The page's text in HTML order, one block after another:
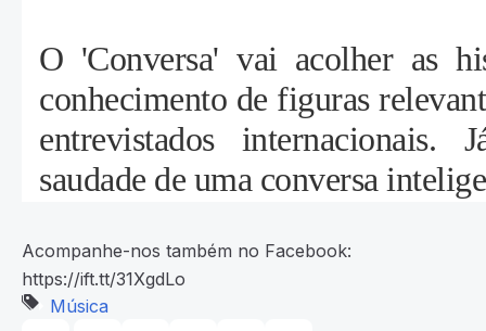
O 'Conversa' vai acolher as
conhecimento de figuras
entrevistados internacionais.
saudade de uma conversa
Acompanhe-nos também no Facebook:
https://ift.tt/31XgdLo
Música